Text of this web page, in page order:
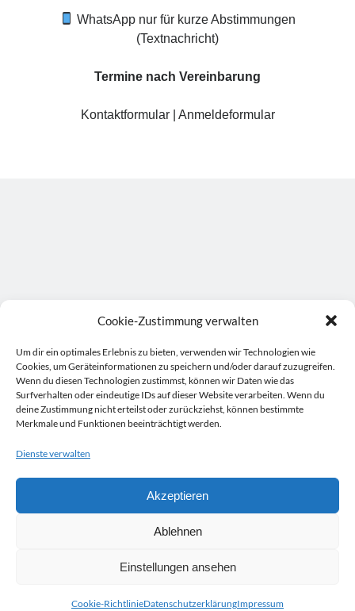
Cookie-Zustimmung verwalten
Um dir ein optimales Erlebnis zu bieten, verwenden wir Technologien wie
Cookies, um Geräteinformationen zu speichern und/oder darauf zuzugreifen.
Wenn du diesen Technologien zustimmst, können wir Daten wie das
Surfverhalten oder eindeutige IDs auf dieser Website verarbeiten. Wenn du
deine Zustimmung nicht erteilst oder zurückziehst, können bestimmte
Merkmale und Funktionen beeinträchtigt werden.
Dienste verwalten
Akzeptieren
Ablehnen
Einstellungen ansehen
Cookie-RichtlinieDatenschutzerklärungImpressum
WhatsApp nur für kurze Abstimmungen
(Textnachricht)
Termine nach Vereinbarung
Kontaktformular| Anmeldeformular